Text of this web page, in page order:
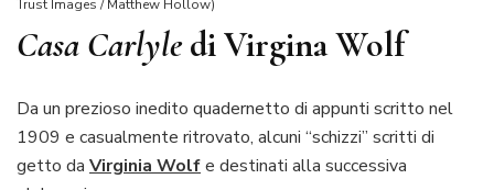
Trust Images / Matthew Hollow)
Casa Carlyledi Virgina Wolf
Da un prezioso inedito quadernetto di appunti scritto nel
1909 e casualmente ritrovato, alcuni “schizzi” scritti di
getto da Virginia Wolfe destinati alla successiva